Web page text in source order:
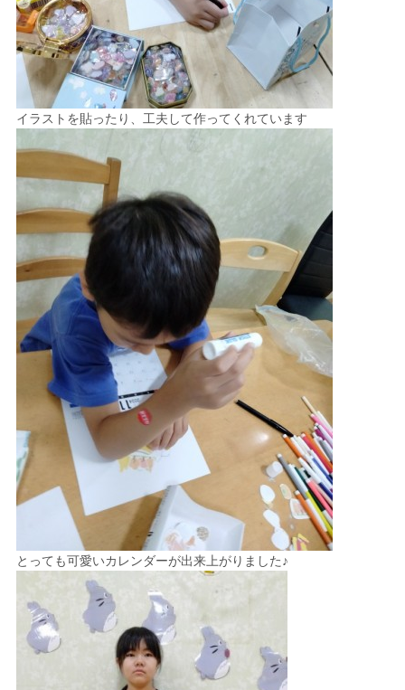
イラストを貼ったり、工夫して作ってくれています
とっても可愛いカレンダーが出来上がりました♪